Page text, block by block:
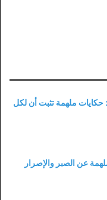
ملهمة تثبت أن لكل
عن الصبر والإصرار